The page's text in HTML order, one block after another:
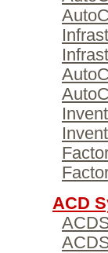
ACD